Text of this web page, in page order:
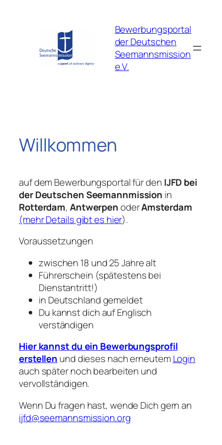
Bewerbungsportal
der Deutschen
Seemannsmission
e.V.
Willkommen
auf dem Bewerbungsportal für den IJFD bei
der Deutschen Seemannmission in
Rotterdam, AntwerpenoderAmsterdam
(mehr Details gibt es hier).
Voraussetzungen
zwischen 18 und 25 Jahre alt
Führerschein (spätestens bei
Dienstantritt!)
in Deutschland gemeldet
Du kannst dich auf Englisch
verständigen
Hier kannst du ein Bewerbungsprofil
erstellen und dieses nach erneutemLogin
auch später noch bearbeiten und
vervollständigen.
Wenn Du fragen hast, wende Dich gern an
ijfd@seemannsmission.org